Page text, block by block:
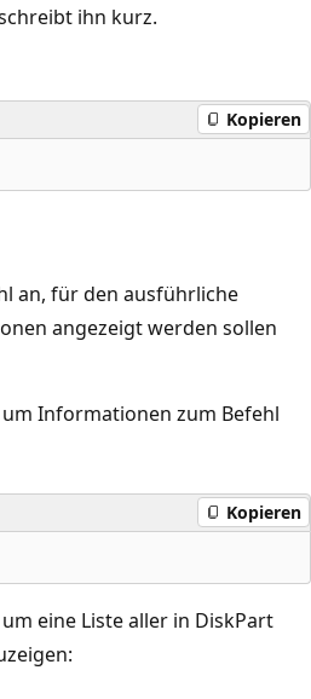
ihn kurz.
Kopieren
an, für den ausführliche
angezeigt werden sollen
um Informationen zum Befehl
Kopieren
eine Liste aller in DiskPart